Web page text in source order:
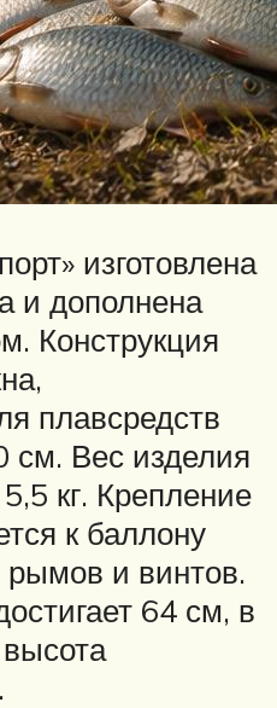
изготовлена
и дополнена
Конструкция
плавсредств
см. Вес изделия
кг. Крепление
к баллону
и винтов.
64 см, в